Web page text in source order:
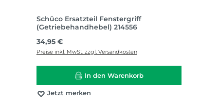
Schüco Ersatzteil Fenstergriff
(Getriebehandhebel) 214556
Regulärer Preis:
34,95 €
Preise inkl. MwSt. zzgl. Versandkosten
In den Warenkorb
Jetzt merken